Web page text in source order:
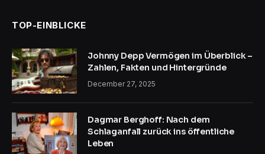
TOP-EINBLICKE
Johnny Depp Vermögen im Überblick –
Zahlen, Fakten und Hintergründe
December 27, 2025
Dagmar Berghoff: Nach dem
Schlaganfall zurück ins öffentliche
Leben